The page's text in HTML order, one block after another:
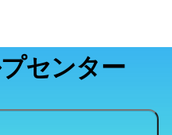
センター